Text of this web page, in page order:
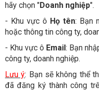
hãy chọn "Doanh nghiệp".
- Khu vực ô Họ tên: Bạn
hoặc thông tin công ty,
- Khu vực ô Email: Bạn
công ty, doanh nghiệp.
Lưu ý: Bạn sẽ không thể
đã đăng ký thành công